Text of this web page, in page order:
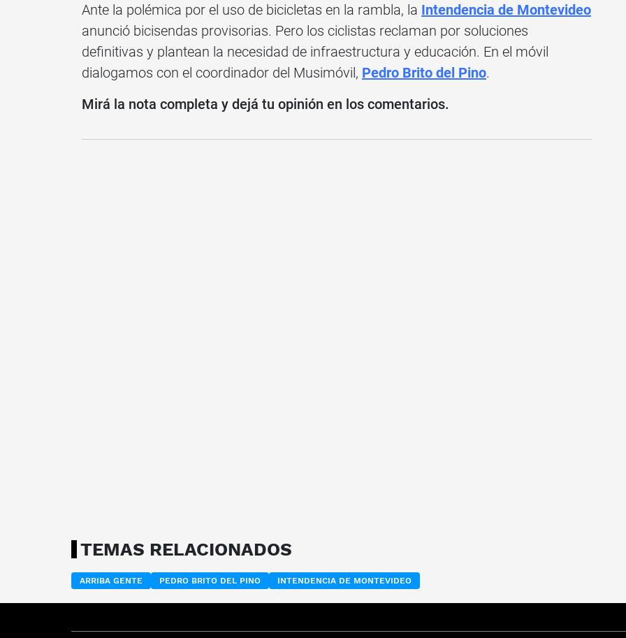
Ante la polémica por el uso de bicicletas en la rambla, la Intendencia de Montevideo
anunció bicisendas provisorias. Pero los ciclistas reclaman por soluciones
definitivas y plantean la necesidad de infraestructura y educación. En el móvil
dialogamos con el coordinador del Musimóvil, Pedro Brito del Pino.
Mirá la nota completa y dejá tu opinión en los comentarios.
TEMAS RELACIONADOS
ARRIBA GENTE PEDRO BRITO DEL PINO INTENDENCIA DE MONTEVIDEO